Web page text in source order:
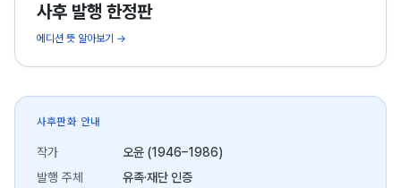
사후 발행 한정판
에디션 뜻 알아보기 →
사후판화 안내
작가
오윤 (1946–1986)
발행 주체
유족·재단 인증